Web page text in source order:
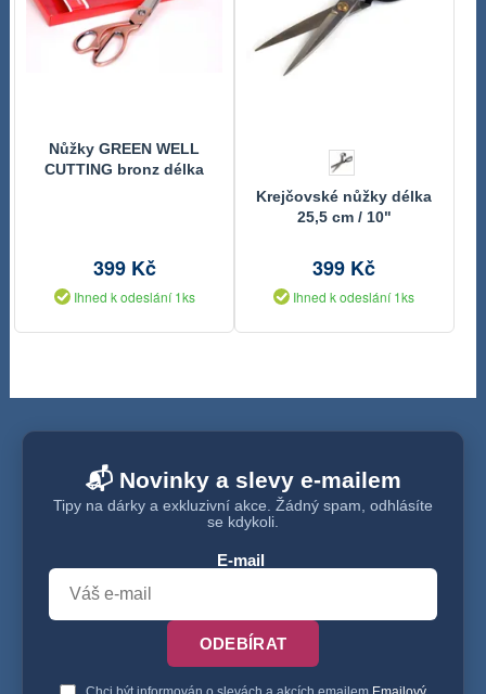
Nůžky GREEN WELL
CUTTING bronz délka
399 Kč
Ihned k odeslání 1ks
Krejčovské nůžky délka
25,5 cm / 10"
399 Kč
Ihned k odeslání 1ks
📬 Novinky a slevy e-mailem
Tipy na dárky a exkluzivní akce. Žádný spam, odhlásíte
se kdykoli.
E-mail
ODEBÍRAT